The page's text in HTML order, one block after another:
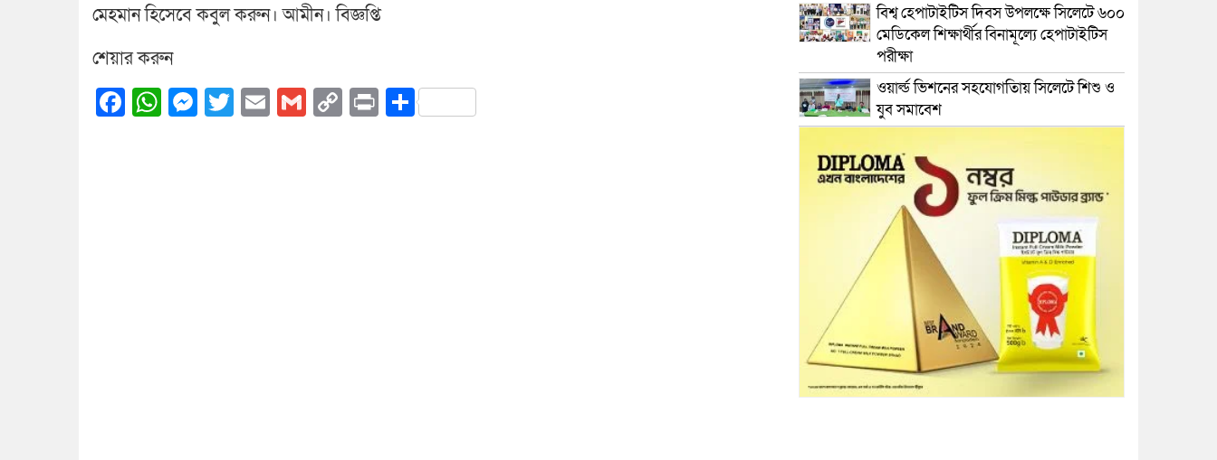
মেহমান হিসেবে কবুল করুন। আমীন। বিজ্ঞপ্তি
শেয়ার করুন
Facebook
WhatsApp
Messenger
Twitter
EmailGmailCopy
PrintShare
বিশ্ব হেপাটাইটিস দিবস উপলক্ষে সিলেটে ৬০০
মেডিকেল শিক্ষার্থীর বিনামূল্যে হেপাটাইটিস
পরীক্ষা
ওয়ার্ল্ড ভিশনের সহযোগতিায় সিলেটে শিশু ও
যুব সমাবেশ